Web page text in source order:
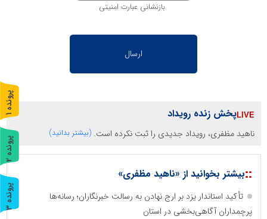
بازنشانی عبارت امنیتی
پخش زنده رویداد
ناهید مظفری، رویداد جدیدی را ثبت نکرده است. (بیشتر بدانید)
::بیشتر بخوانید از «ناهید مظفری»
تأکید استاندار یزد بر ارج نهادن به رسالت خبرنگاران؛ رسانه‌ها
پرچمداران آگاهی‌بخشی در استان
پ
ر
و
ن
د
ه
1
پ
ر
و
ن
د
ه
2
پ
ر
و
ن
د
ه
3